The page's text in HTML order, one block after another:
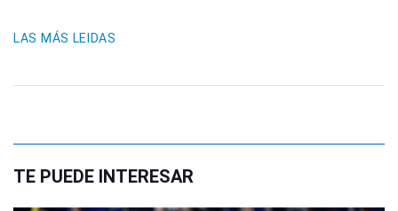
LAS MÁS LEIDAS
TE PUEDE INTERESAR